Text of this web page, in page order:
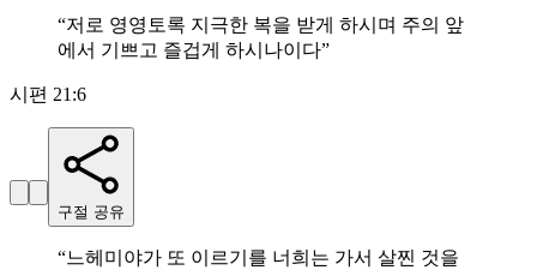
“저로 영영토록 지극한 복을 받게 하시며 주의 앞
에서 기쁘고 즐겁게 하시나이다”
시편 21:6
구절 공유
“느헤미야가 또 이르기를 너희는 가서 살찐 것을